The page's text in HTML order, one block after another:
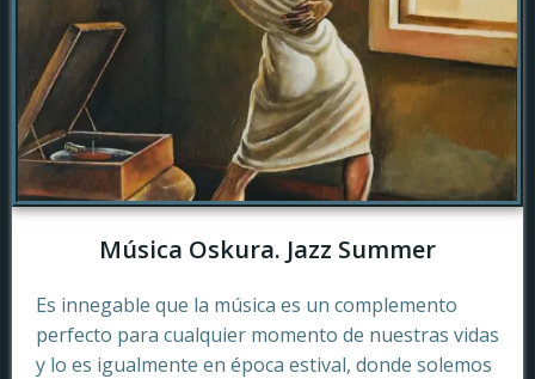
Música Oskura. Jazz Summer
Es innegable que la música es un complemento
perfecto para cualquier momento de nuestras vidas
y lo es igualmente en época estival, donde solemos